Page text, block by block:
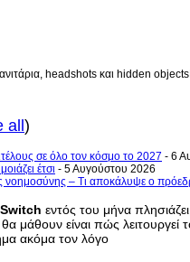
headshots και hidden
all)
σε όλο τον κόσμο το 2027 - 6
έτσι - 5 Αυγούστου 2026
νοημοσύνης – Τι αποκάλυψε ο
Switch εντός του μήνα
θα μάθουν είναι πώς
ακόμα τον λόγο